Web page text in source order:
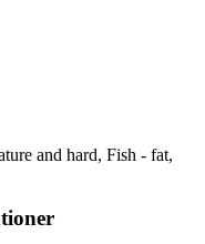
and hard, Fish - fat,